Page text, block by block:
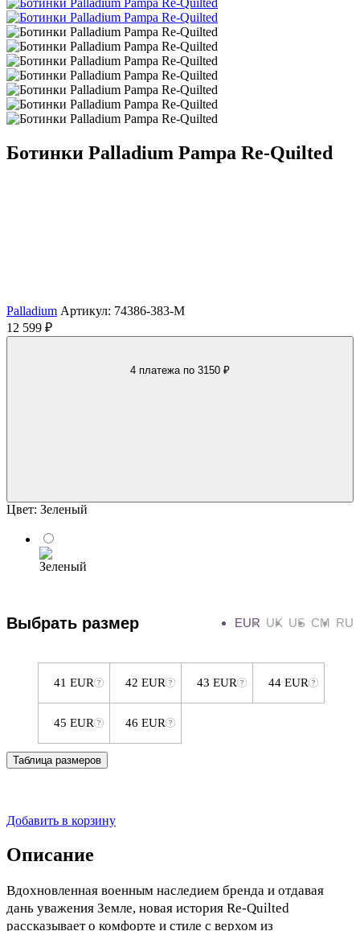
Ботинки Palladium Pampa Re-Quilted
Palladium Артикул: 74386-383-M
12 599 ₽
4 платежа по 3150 ₽
Цвет: Зеленый
Выбрать размер EUR UK US CM RU
41 EUR 42 EUR 43 EUR 44 EUR
45 EUR 46 EUR
Таблица размеров
Добавить в корзину
Описание
Вдохновленная военным наследием бренда и отдавая
дань уважения Земле, новая история Re-Quilted
paссказывает о комфорте и стиле с верхом из